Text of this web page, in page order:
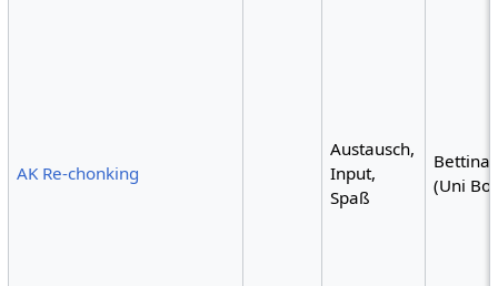
AK Re-chonking
Austausch,
Input,
Spaß
Bettina
(Uni